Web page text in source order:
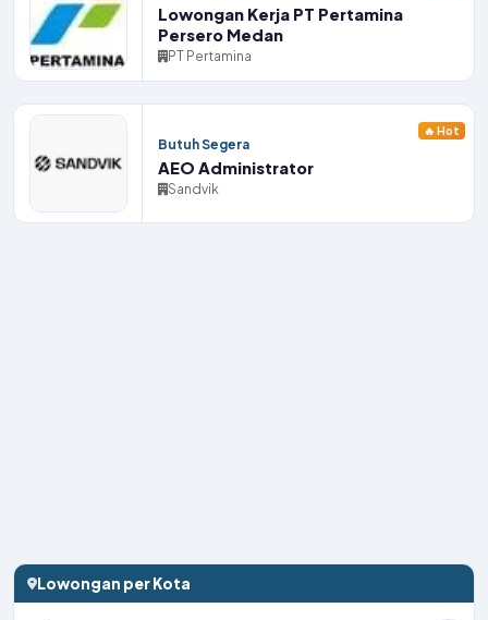
Lowongan Kerja PT Pertamina
Persero Medan
PT Pertamina
Butuh Segera
AEO Administrator
Sandvik
🔥 Hot
Lowongan per Kota